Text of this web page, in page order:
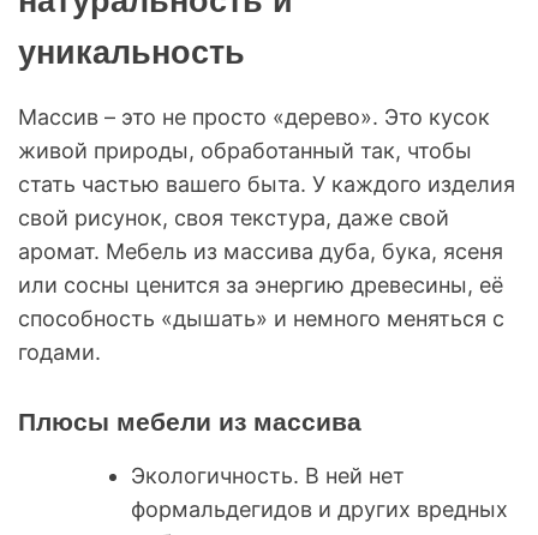
уникальность
Массив – это не просто «дерево». Это кусок
живой природы, обработанный так, чтобы
стать частью вашего быта. У каждого изделия
свой рисунок, своя текстура, даже свой
аромат. Мебель из массива дуба, бука, ясеня
или сосны ценится за энергию древесины, её
способность «дышать» и немного меняться с
годами.
Плюсы мебели из массива
Экологичность. В ней нет
формальдегидов и других вредных